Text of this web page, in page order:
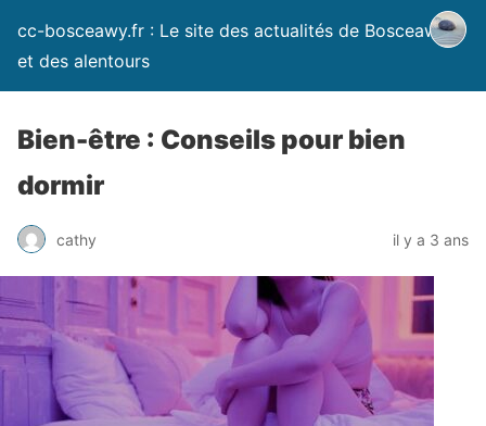
cc-bosceawy.fr : Le site des actualités de Bosceawy
et des alentours
Bien-être : Conseils pour bien
dormir
cathy il y a 3 ans